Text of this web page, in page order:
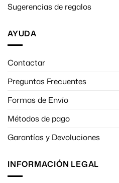
Sugerencias de regalos
AYUDA
Contactar
Preguntas Frecuentes
Formas de Envío
Métodos de pago
Garantías y Devoluciones
INFORMACIÓN LEGAL